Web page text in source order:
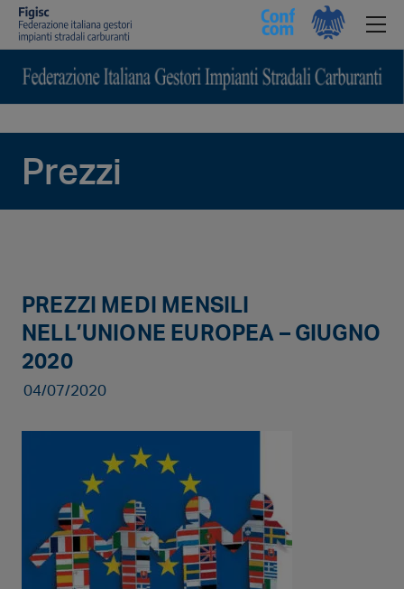
PREZZI MEDI MENSILI
NELL’UNIONE EUROPEA – GIUGNO
2020
Prezzi
04/07/2020